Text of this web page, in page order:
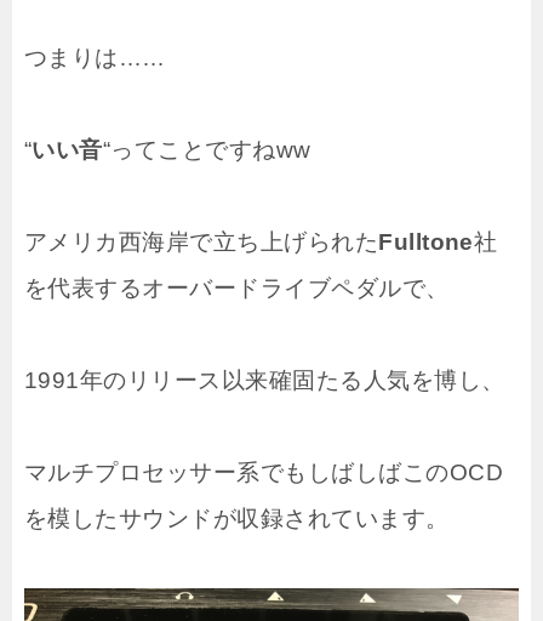
つまりは……
“いい音“ってことですねww
アメリカ西海岸で立ち上げられたFulltone社
を代表するオーバードライブペダルで、
1991年のリリース以来確固たる人気を博し、
マルチプロセッサー系でもしばしばこのOCD
を模したサウンドが収録されています。